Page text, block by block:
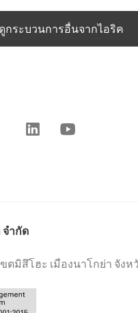
กระบวนการอื่นจากไอริค
ำกัด
ตมิสึโฮะ เมืองนาโกย่า จังห